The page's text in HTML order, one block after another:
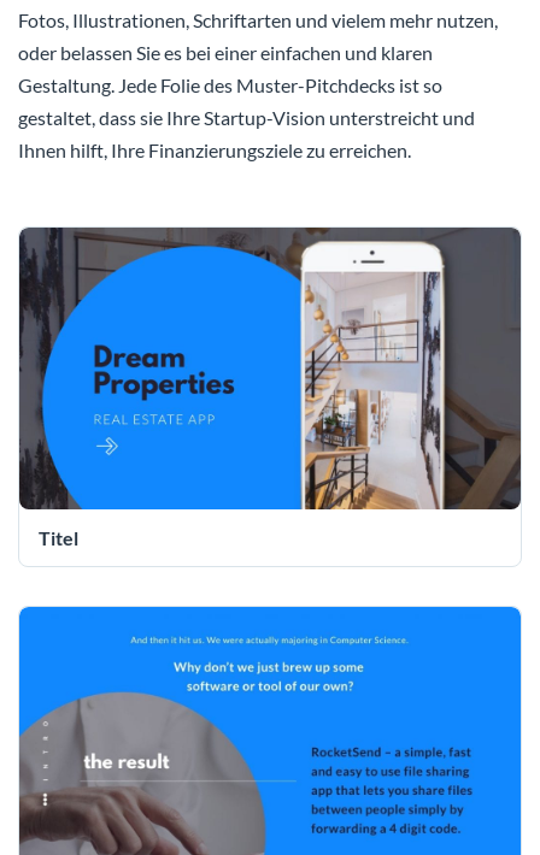
Fotos, Illustrationen, Schriftarten und vielem mehr nutzen,
oder belassen Sie es bei einer einfachen und klaren
Gestaltung. Jede Folie des Muster-Pitchdecks ist so
gestaltet, dass sie Ihre Startup-Vision unterstreicht und
Ihnen hilft, Ihre Finanzierungsziele zu erreichen.
Titel